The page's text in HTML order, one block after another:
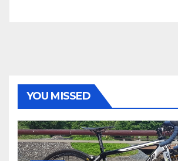
YOU MISSED